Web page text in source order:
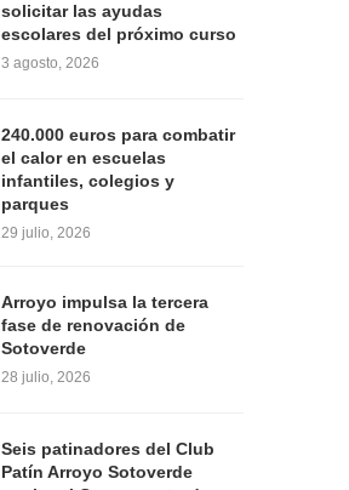
solicitar las ayudas
escolares del próximo curso
3 agosto, 2026
240.000 euros para combatir
el calor en escuelas
infantiles, colegios y
parques
29 julio, 2026
Arroyo impulsa la tercera
fase de renovación de
Sotoverde
28 julio, 2026
Seis patinadores del Club
Patín Arroyo Sotoverde